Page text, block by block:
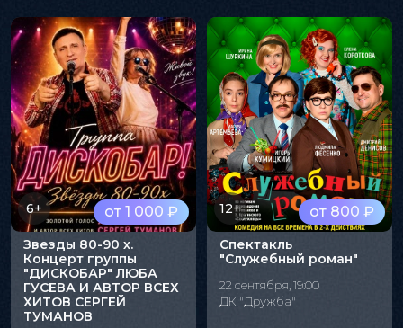
от 1 000 ₽
6+
Звезды 80-90 х.
Концерт группы
"ДИСКОБАР" ЛЮБА
ГУСЕВА И АВТОР ВСЕХ
ХИТОВ СЕРГЕЙ
ТУМАНОВ
от 800 ₽
12+
Спектакль
"Служебный роман"
22 сентября, 19:00
ДК "Дружба"